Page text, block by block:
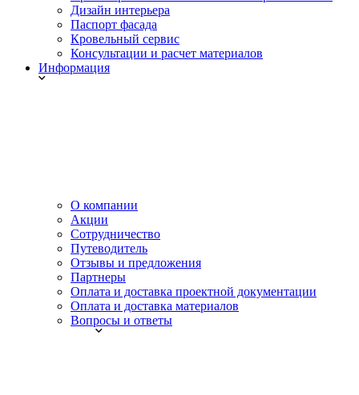
Дизайн интерьера
Паспорт фасада
Кровельный сервис
Консультации и расчет материалов
Информация
О компании
Акции
Сотрудничество
Путеводитель
Отзывы и предложения
Партнеры
Оплата и доставка проектной документации
Оплата и доставка материалов
Вопросы и ответы